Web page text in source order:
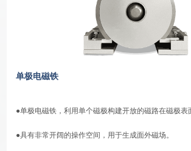
单极电磁铁
●单极电磁铁，利用单个磁极构建开放的磁路在磁极表
●具有非常开阔的操作空间，用于生成面外磁场。